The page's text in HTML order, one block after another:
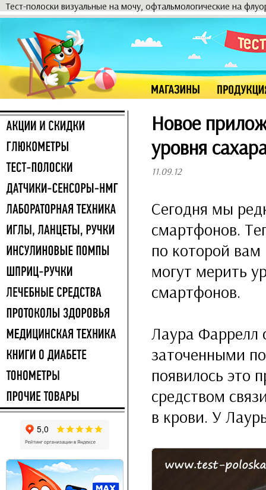
Тест-полоски визуальные на мочу, офтальмологические на
Новое
уровня
11.09.12
Сегодня мы
смартфонов.
по которой
могут мерить
смартфонов.
Лаура Фаррелл
заточенными
появилось это
средством
в крови. У